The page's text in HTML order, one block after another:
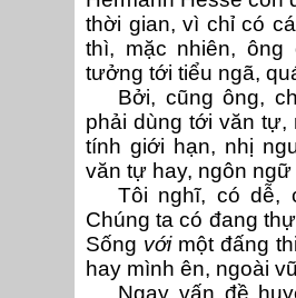
thời gian, vì chỉ có
thì, mặc nhiên,
tưởng tới tiểu ngã,
Bởi, cũng ông,
phải dùng tới văn
tính giới hạn, nhị
văn tự hay, ngôn
Tôi nghĩ, có dễ,
Chúng ta có đang
Sống vớimột đấng
hay mình ên, ngoài
Ngay vấn đề